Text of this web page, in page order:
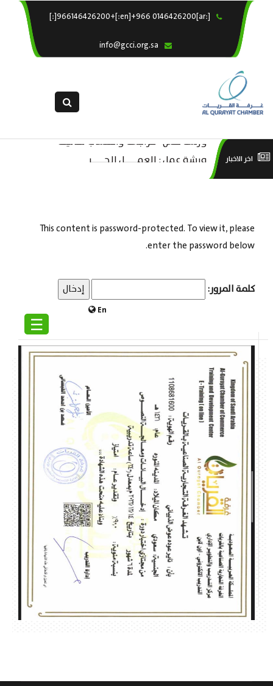
[:ar]966146426200+[:en]+966 0146426200[:]
En
☰
×
خدماتنا
التقديم الالكترونى
اخر الاخبار
ورشة عمل “مراجعة واحتساب تكاليف
بدء ومزاولة وإنهاء الأعمال الاقتصادية
ورشة عمل : العمـــــل الحـــــر
This content is password-protected. To view it, please
enter the password below.
كلمة المرور: